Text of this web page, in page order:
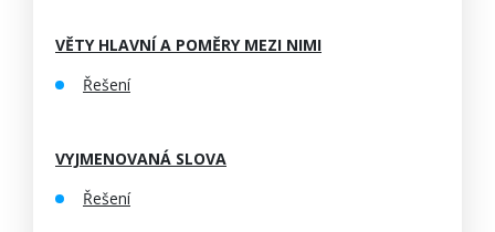
VĚTY HLAVNÍ A POMĚRY MEZI NIMI
Řešení
VYJMENOVANÁ SLOVA
Řešení